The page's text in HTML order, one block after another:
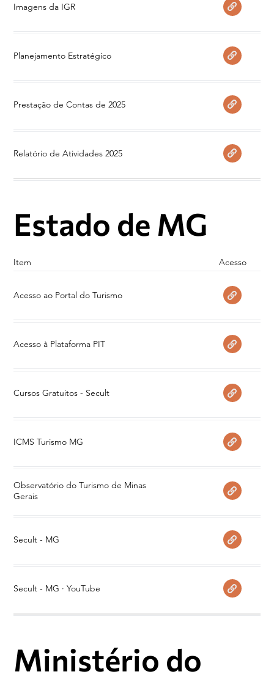
Imagens da IGR
Planejamento Estratégico
Prestação de Contas de 2025
Relatório de Atividades 2025
Item Acesso
Acesso ao Portal do Turismo
Acesso à Plataforma PIT
Cursos Gratuitos - Secult
ICMS Turismo MG
Observatório do Turismo de Minas
Gerais
Secult - MG
Secult - MG · YouTube
Estado de MG
Ministério do